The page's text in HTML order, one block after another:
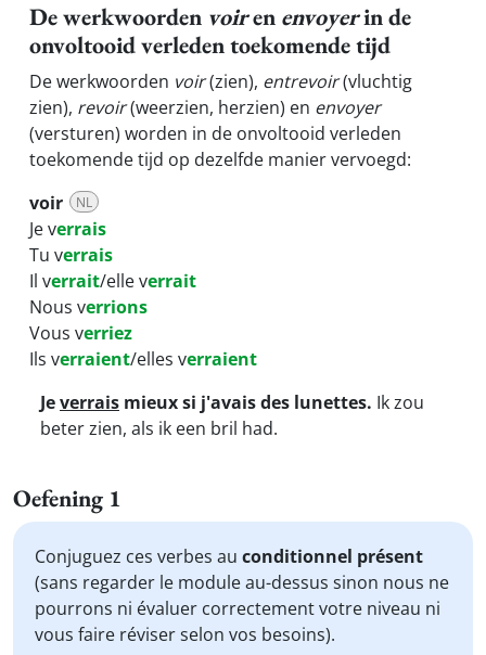
De werkwoorden voiren envoyerin de
onvoltooid verleden toekomende tijd
De werkwoorden voir(zien), entrevoir(vluchtig
zien), revoir(weerzien, herzien) en envoyer
(versturen) worden in de onvoltooid verleden
toekomende tijd op dezelfde manier vervoegd:
voir
NL
Je verrais
Tu verrais
Il verrait/elle verrait
Nous verrions
Vous verriez
Ils verraient/elles verraient
Jeverrais mieux si j'avais des lunettes. Ik zou
beter zien, als ik een bril had.
Oefening 1
Conjuguez ces verbes au conditionnel présent
(sans regarder le module au-dessus sinon nous ne
pourrons ni évaluer correctement votre niveau ni
vous faire réviser selon vos besoins).